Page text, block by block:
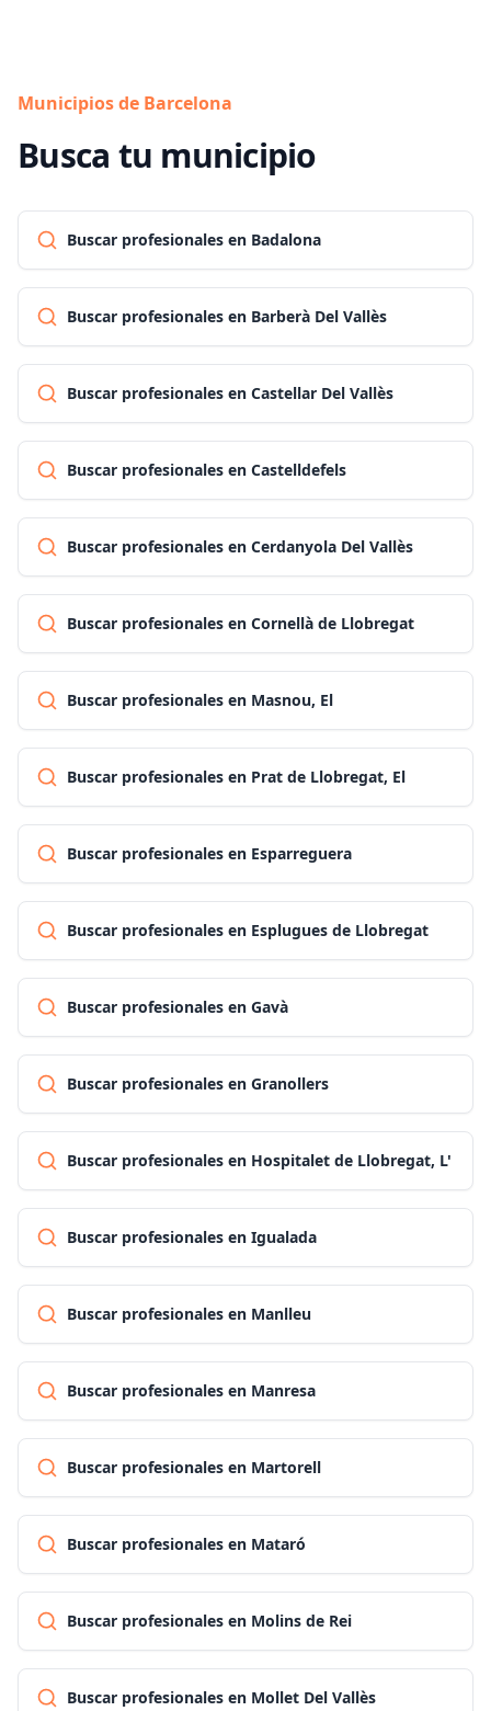
Municipios de Barcelona
Busca tu municipio
Buscar profesionales en Badalona
Buscar profesionales en Barberà Del Vallès
Buscar profesionales en Castellar Del Vallès
Buscar profesionales en Castelldefels
Buscar profesionales en Cerdanyola Del Vallès
Buscar profesionales en Cornellà de Llobregat
Buscar profesionales en Masnou, El
Buscar profesionales en Prat de Llobregat, El
Buscar profesionales en Esparreguera
Buscar profesionales en Esplugues de Llobregat
Buscar profesionales en Gavà
Buscar profesionales en Granollers
Buscar profesionales en Hospitalet de Llobregat, L'
Buscar profesionales en Igualada
Buscar profesionales en Manlleu
Buscar profesionales en Manresa
Buscar profesionales en Martorell
Buscar profesionales en Mataró
Buscar profesionales en Molins de Rei
Buscar profesionales en Mollet Del Vallès